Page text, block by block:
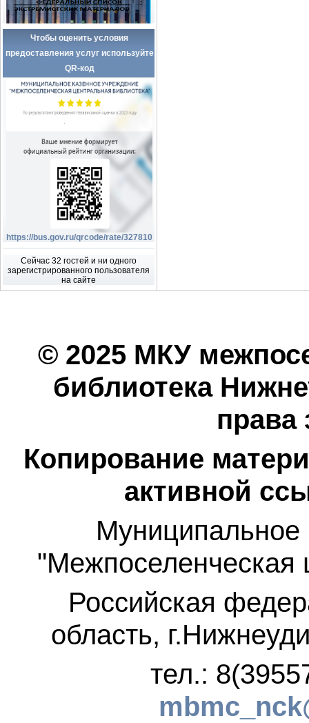
Чтобы оценить условия
предоставления услуг используйте
QR-код
https://bus.gov.ru/qrcode/rate/327810
Сейчас 32 гостей и ни одного
зарегистрированного пользователя
на сайте
© 2025 МКУ
библиотека
Копирование
активной
Муниципальное
"Межпоселенческая
Российская
область,
тел.: